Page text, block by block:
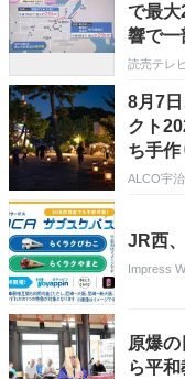
で最
響で一
読売テレ
8月7
クト
ち手作
ALCO宇
JR西
Impress
原爆
ら平